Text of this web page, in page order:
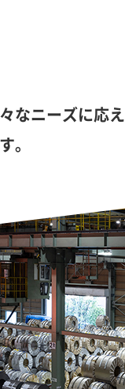
なニーズに応え
。